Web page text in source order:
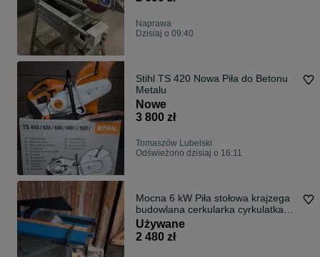
Naprawa
Dzisiaj o 09:40
Stihl TS 420 Nowa Piła do Betonu
Metalu
Nowe
3 800 zł
Tomaszów Lubelski
Odświeżono dzisiaj o 16:11
Mocna 6 kW Piła stołowa krajzega
budowlana cerkularka cyrkulatka
cyrkularka cyrkulatka
Używane
2 480 zł